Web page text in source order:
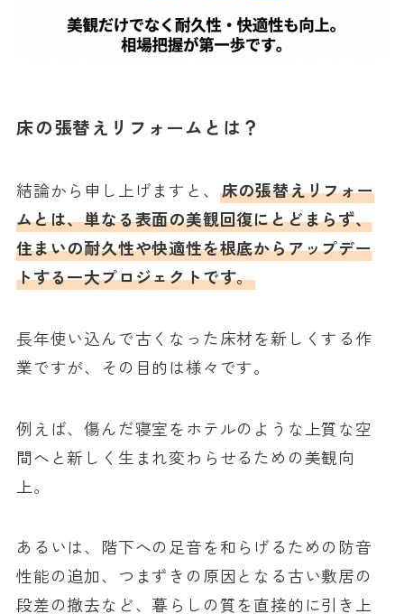
床の張替えリフォームとは？
結論から申し上げますと、 床の張替えリフォー
ムとは、単なる表面の美観回復にとどまらず、
住まいの耐久性や快適性を根底からアップデー
トする一大プロジェクトです。
長年使い込んで古くなった床材を新しくする作
業ですが、その目的は様々です。
例えば、傷んだ寝室をホテルのような上質な空
間へと新しく生まれ変わらせるための美観向
上。
あるいは、階下への足音を和らげるための防音
性能の追加、つまずきの原因となる古い敷居の
段差の撤去など、暮らしの質を直接的に引き上